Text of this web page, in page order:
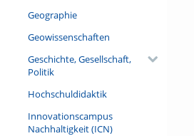
Geographie
Geowissenschaften
Geschichte, Gesellschaft,
Politik
Hochschuldidaktik
Innovationscampus
Nachhaltigkeit (ICN)